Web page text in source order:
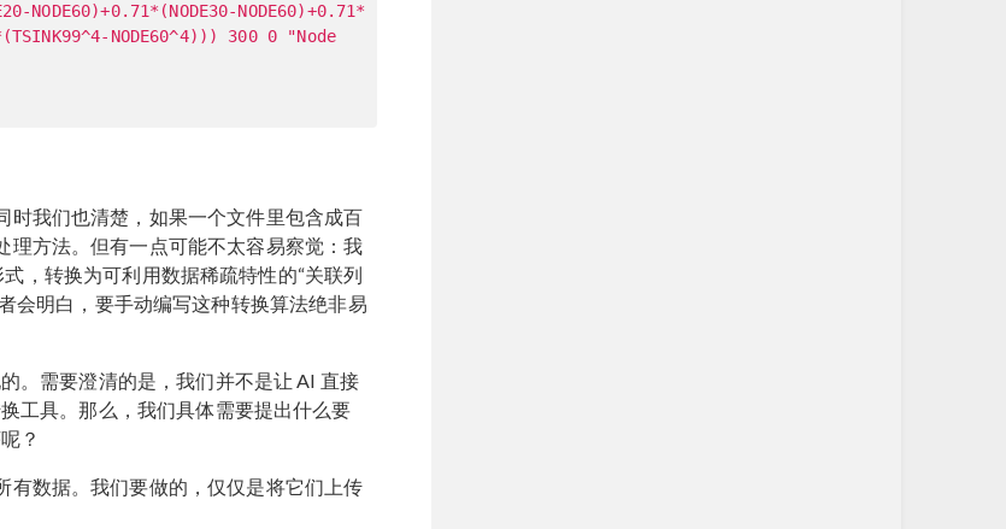
NODE60)+0.71*(NODE30-NODE60)+0.71*
NODE60^4))) 300 0 "Node
时我们也清楚，如果一个文件里包含成百
理方法。但有一点可能不太容易察觉：我
，转换为可利用数据稀疏特性的“关联列
会明白，要手动编写这种转换算法绝非易
。需要澄清的是，我们并不是让 AI 直接
工具。那么，我们具体需要提出什么要
？
有数据。我们要做的，仅仅是将它们上传